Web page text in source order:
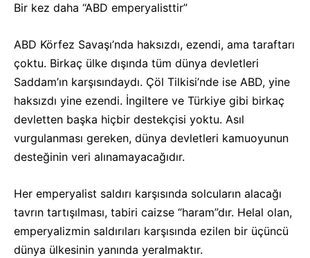
Bir kez daha “ABD emperyalisttir”
ABD Körfez Savaşı’nda haksızdı, ezendi, ama taraftarı
çoktu. Birkaç ülke dışında tüm dünya devletleri
Saddam’ın karşısındaydı. Çöl Tilkisi’nde ise ABD, yine
haksızdı yine ezendi. İngiltere ve Türkiye gibi birkaç
devletten başka hiçbir destekçisi yoktu. Asıl
vurgulanması gereken, dünya devletleri kamuoyunun
desteğinin veri alınamayacağıdır.
Her emperyalist saldırı karşısında solcuların alacağı
tavrın tartışılması, tabiri caizse “haram”dır. Helal olan,
emperyalizmin saldırıları karşısında ezilen bir üçüncü
dünya ülkesinin yanında yeralmaktır.